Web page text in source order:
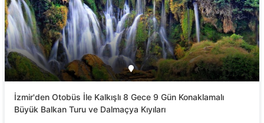
İzmir'den Otobüs İle Kalkışlı 8 Gece 9 Gün Konaklamalı
Büyük Balkan Turu ve Dalmaçya Kıyıları